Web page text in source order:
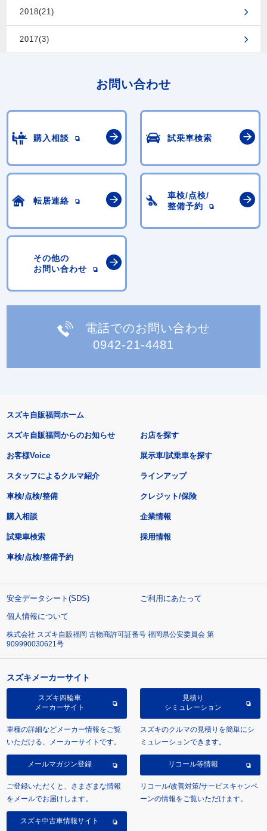
2018(21)
2017(3)
お問い合わせ
購入相談 試乗車検索
転居連絡
車検/点検/
整備予約
その他の
お問い合わせ
電話でのお問い合わせ
0942-21-4481
スズキ自販福岡ホーム
スズキ自販福岡からのお知らせ
お客様Voice
スタッフによるクルマ紹介
お店を探す
展示車/試乗車を探す
ラインアップ
車検/点検/整備 クレジット/保険
購入相談
試乗車検索
車検/点検/整備予約
企業情報
採用情報
安全データシート(SDS)
ご利用にあたって
個人情報について
株式会社 スズキ自販福岡 古物商許可証番号 福岡県公安委員会 第
909990030621号
スズキメーカーサイト
スズキ四輪車
メーカーサイト
車種の詳細などメーカー情報をご覧
いただける、メーカーサイトです。
見積り
シミュレーション
スズキのクルマの見積りを簡単にシ
ミュレーションできます。
メールマガジン登録
ご登録いただくと、さまざまな情報
をメールでお届けします。
リコール等情報
リコール/改善対策/サービスキャンペ
ーンの情報をご覧いただけます。
スズキ中古車情報サイト